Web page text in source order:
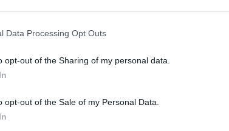
Data Processing Opt Outs
opt-out of the Sharing of my personal data.
opt-out of the Sale of my Personal Data.
su Google CLICCA QUI
Non c’è solo il periodo di detenzione
nel nulla per settimane, senza che i
(e dal presente) di